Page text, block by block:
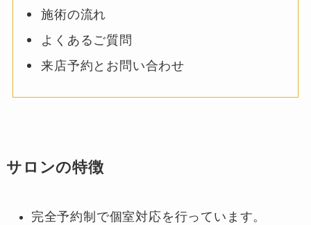
施術の流れ
よくあるご質問
来店予約とお問い合わせ
サロンの特徴
完全予約制で個室対応を行っています。